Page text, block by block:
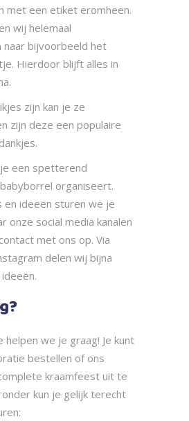
met een etiket eromheen.
wij helemaal
naar bijvoorbeeld het
Hierdoor blijft alles in
zijn kan je ze
zijn deze een populaire
een spetterend
organiseert.
en ideeën sturen we je
onze social media kanalen
met ons op. Via
delen wij bijna
helpen we je graag! Je kunt
bestellen of ons
kraamfeest uit te
kun je gelijk terecht